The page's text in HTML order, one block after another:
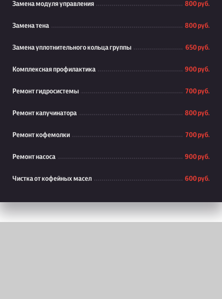
Замена модуля управления 800 руб.
Замена тена 800 руб.
Замена уплотнительного кольца группы 650 руб.
Комплексная профилактика 900 руб.
Ремонт гидросистемы 700 руб.
Ремонт капучинатора 800 руб.
Ремонт кофемолки 700 руб.
Ремонт насоса 900 руб.
Чистка от кофейных масел 600 руб.